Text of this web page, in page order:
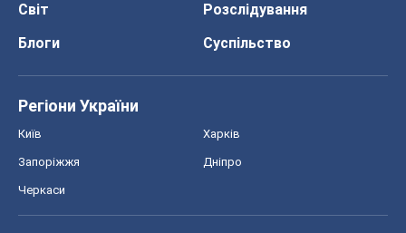
Світ
Розслідування
Блоги
Суспільство
Регіони України
Київ Харків
Запоріжжя Дніпро
Черкаси